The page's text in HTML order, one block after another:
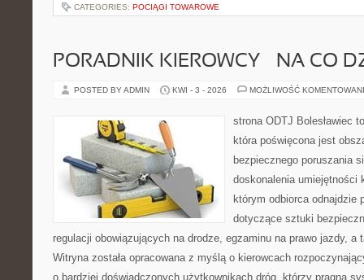
CATEGORIES: POCIĄGI TOWAROWE
PORADNIK KIEROWCY – NA CO
POSTED BY ADMIN KWI - 3 - 2026 MOŻLIWOŚĆ
strona ODTJ Bolesławiec
która poświęcona jest
bezpiecznego poruszania
doskonalenia umiejętności
którym odbiorca odnajdzie
dotyczące sztuki
regulacji obowiązujących na drodze, egzaminu na prawo jazdy, a
Witryna została opracowana z myślą o kierowcach
o bardziej doświadczonych użytkownikach dróg, którzy pragną